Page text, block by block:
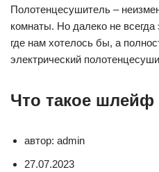
Полотенцесушитель –
комнаты. Но далеко не
где нам хотелось бы, а
электрический
Что такое шлейф
автор: admin
27.07.2023